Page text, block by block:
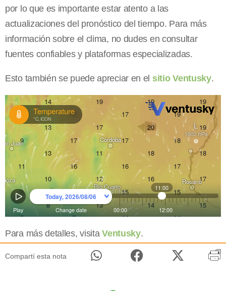
por lo que es importante estar atento a las
actualizaciones del pronóstico del tiempo. Para más
información sobre el clima, no dudes en consultar
fuentes confiables y plataformas especializadas.
Esto también se puede apreciar en el sitio Ventusky.
Para más detalles, visitaVentusky.
Compartí esta nota